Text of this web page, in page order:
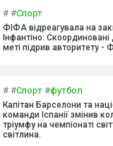
# #Спорт
ФІФА відреагувала на
Інфантіно:
меті підрив авторитету -
# #Спорт #футбол
Капітан Барселони та
команди Іспанії змінив
тріумфу на чемпіонаті
світлина.